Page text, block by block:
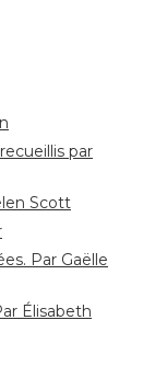
par
Scott
Par Gaëlle
Élisabeth